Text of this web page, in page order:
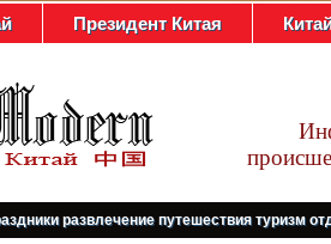
Президент Китая
развлечение путешествия туризм